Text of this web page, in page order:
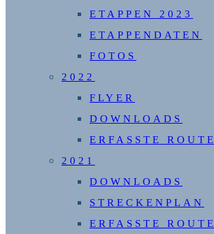
ETAPPEN 2023
ETAPPENDATEN
FOTOS
2022
FLYER
DOWNLOADS
ERFASSTE ROUTE
2021
DOWNLOADS
STRECKENPLAN
ERFASSTE ROUTE